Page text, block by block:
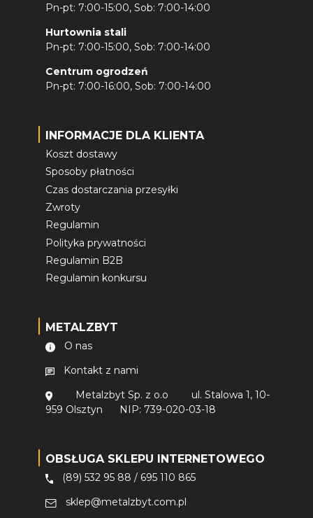
Pn-pt: 7:00-15:00, Sob: 7:00-14:00
Hurtownia stali
Pn-pt: 7:00-15:00, Sob: 7:00-14:00
Centrum ogrodzeń
Pn-pt: 7:00-16:00, Sob: 7:00-14:00
INFORMACJE DLA KLIENTA
Koszt dostawy
Sposoby płatności
Czas dostarczania przesyłki
Zwroty
Regulamin
Polityka prywatności
Regulamin B2B
Regulamin konkursu
METALZBYT
O nas
Kontakt z nami
Metalzbyt Sp. z o.o
ul. Stalowa 1, 10-
959 Olsztyn
NIP: 739-020-03-18
OBSŁUGA SKLEPU INTERNETOWEGO
(89) 532 95 88 / 695 110 865
sklep@metalzbyt.com.pl